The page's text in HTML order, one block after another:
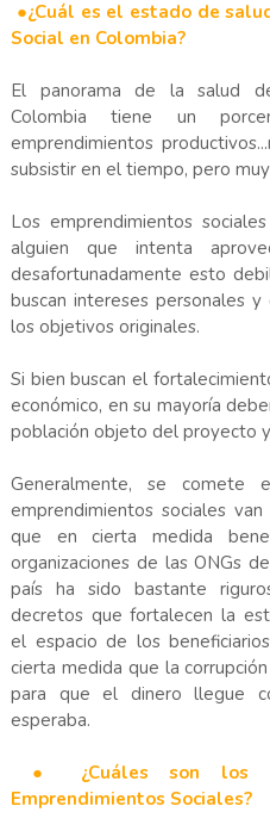
●¿Cuál es el estado de
Social en Colombia?
El panorama de la salud
Colombia tiene un
emprendimientos
subsistir en el tiempo, pero
Los emprendimientos
alguien que intenta
desafortunadamente esto
buscan intereses personales
los objetivos originales.
Si bien buscan el
económico, en su mayoría
población objeto del proyecto
Generalmente, se
emprendimientos sociales
que en cierta medida
organizaciones de las ONGs
país ha sido bastante
decretos que fortalecen la
el espacio de los
cierta medida que la
para que el dinero llegue
esperaba.
● ¿Cuáles son los
Emprendimientos Sociales?